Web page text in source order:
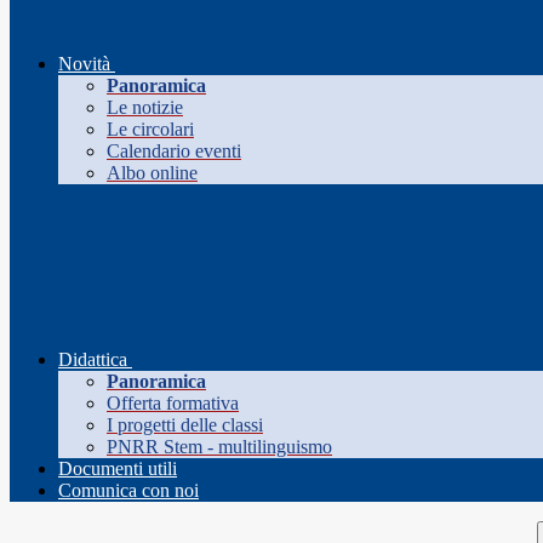
Novità
Panoramica
Le notizie
Le circolari
Calendario eventi
Albo online
Didattica
Panoramica
Offerta formativa
I progetti delle classi
PNRR Stem - multilinguismo
Documenti utili
Comunica con noi